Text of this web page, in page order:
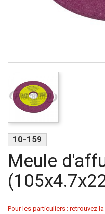
10-159
Meule
Pour les particuliers : retrouvez